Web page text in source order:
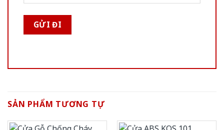
SẢN PHẨM TƯƠNG TỰ